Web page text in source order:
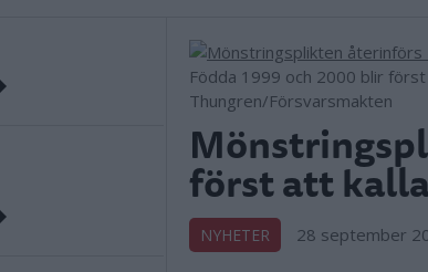
Födda 1999 och 2000 blir
Thungren/Försvarsmakten
först att
NYHETER 28 september